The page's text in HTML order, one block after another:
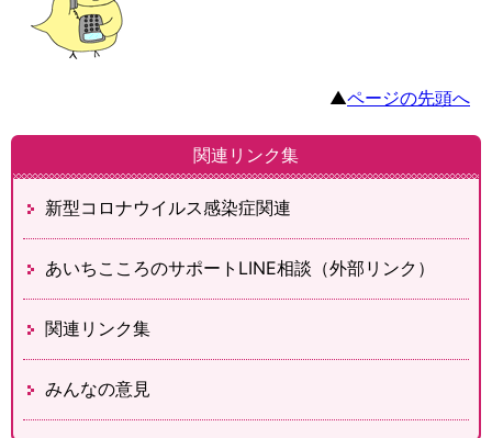
▲ページの先頭へ
関連リンク集
新型コロナウイルス感染症関連
あいちこころのサポートLINE相談（外部リンク）
関連リンク集
みんなの意見